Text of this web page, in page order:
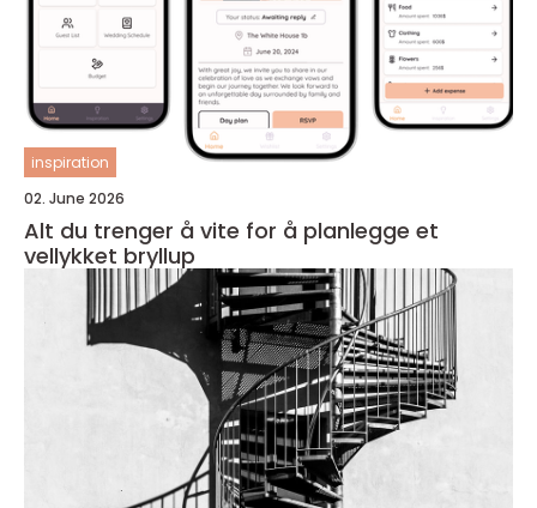
inspiration
02. June 2026
Alt du trenger å vite for å planlegge et
vellykket bryllup